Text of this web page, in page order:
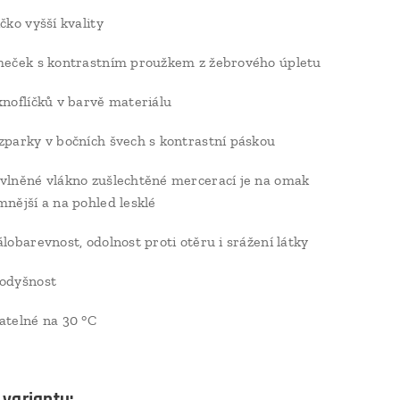
vyšší kvality
s kontrastním proužkem z žebrového úpletu
v barvě materiálu
v bočních švech s kontrastní páskou
vlákno zušlechtěné mercerací je na omak
a na pohled lesklé
odolnost proti otěru i srážení látky
na 30 °C